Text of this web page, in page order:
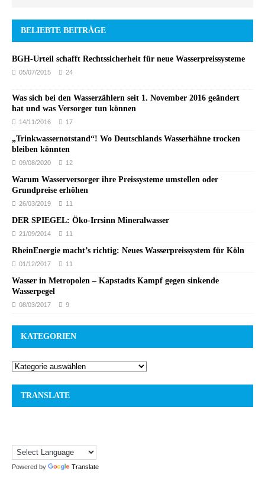
BELIEBTE BEITRÄGE
BGH-Urteil schafft Rechtssicherheit für neue Wasserpreissysteme
05/07/2015 24
Was sich bei den Wasserzählern seit 1. November 2016 geändert
hat und was Versorger tun können
14/11/2016 17
„Trinkwassernotstand“! Wo Deutschlands Wasserhähne trocken
bleiben könnten
09/08/2020 12
Warum Wasserversorger ihre Preissysteme umstellen oder
Grundpreise erhöhen
26/03/2019 11
DER SPIEGEL: Öko-Irrsinn Mineralwasser
21/09/2014 11
RheinEnergie macht’s richtig: Neues Wasserpreissystem für Köln
01/12/2017 11
Wasser in Metropolen – Kapstadts Kampf gegen sinkende
Wasserpegel
08/03/2017 9
KATEGORIEN
TRANSLATE
Powered by Translate